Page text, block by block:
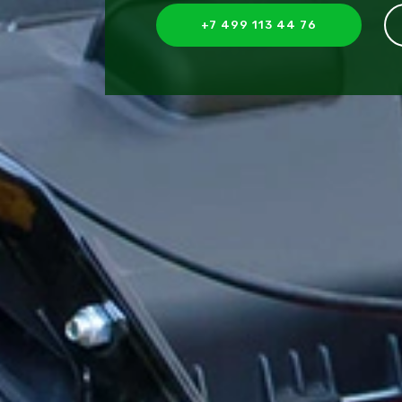
+7 499 113 44 76